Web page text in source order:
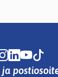
Instagram
LinkedIn